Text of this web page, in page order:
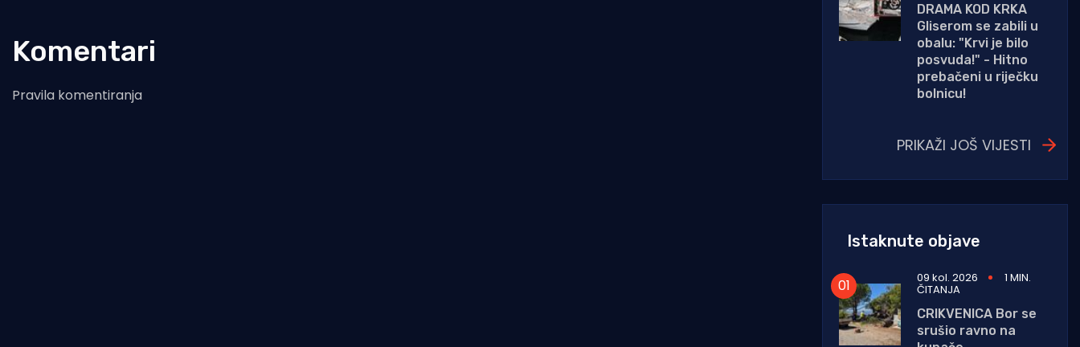
Komentari
Pravila komentiranja
DRAMA KOD KRKA
Gliserom se zabili u
obalu: "Krvi je bilo
posvuda!" - Hitno
prebačeni u riječku
bolnicu!
PRIKAŽI JOŠ VIJESTI
Istaknute objave
09 kol. 2026 1 MIN.
ČITANJA
CRIKVENICA Bor se
srušio ravno na